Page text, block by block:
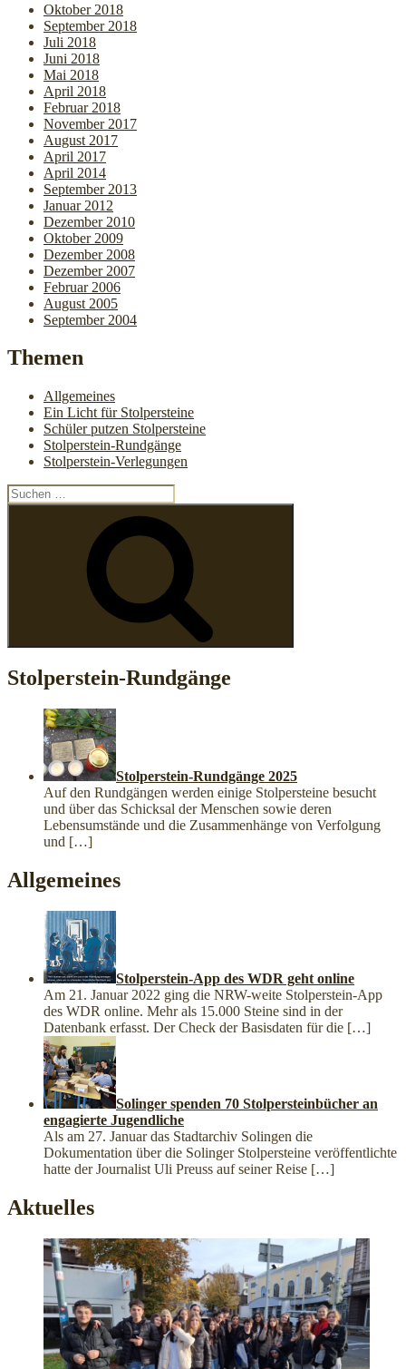
Oktober 2018
September 2018
Juli 2018
Juni 2018
Mai 2018
April 2018
Februar 2018
November 2017
August 2017
April 2017
April 2014
September 2013
Januar 2012
Dezember 2010
Oktober 2009
Dezember 2008
Dezember 2007
Februar 2006
August 2005
September 2004
Themen
Allgemeines
Ein Licht für Stolpersteine
Schüler putzen Stolpersteine
Stolperstein-Rundgänge
Stolperstein-Verlegungen
Suchen
nach:
Stolperstein-Rundgänge
Stolperstein-Rundgänge 2025
Auf den Rundgängen werden einige Stolpersteine besucht
und über das Schicksal der Menschen sowie deren
Lebensumstände und die Zusammenhänge von Verfolgung
und […]
Allgemeines
Stolperstein-App des WDR geht online
Am 21. Januar 2022 ging die NRW-weite Stolperstein-App
des WDR online. Mehr als 15.000 Steine sind in der
Datenbank erfasst. Der Check der Basisdaten für die […]
Solinger spenden 70 Stolpersteinbücher an
engagierte Jugendliche
Als am 27. Januar das Stadtarchiv Solingen die
Dokumentation über die Solinger Stolpersteine veröffentlichte
hatte der Journalist Uli Preuss auf seiner Reise […]
Aktuelles